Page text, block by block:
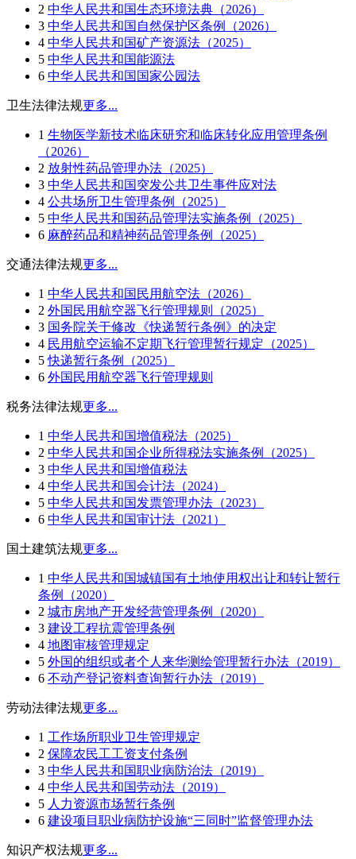
2 中华人民共和国生态环境法典（2026）
3 中华人民共和国自然保护区条例（2026）
4 中华人民共和国矿产资源法（2025）
5 中华人民共和国能源法
6 中华人民共和国国家公园法
卫生法律法规更多...
1 生物医学新技术临床研究和临床转化应用管理条例
（2026）
2 放射性药品管理办法（2025）
3 中华人民共和国突发公共卫生事件应对法
4 公共场所卫生管理条例（2025）
5 中华人民共和国药品管理法实施条例（2025）
6 麻醉药品和精神药品管理条例（2025）
交通法律法规更多...
1 中华人民共和国民用航空法（2026）
2 外国民用航空器飞行管理规则（2025）
3 国务院关于修改《快递暂行条例》的决定
4 民用航空运输不定期飞行管理暂行规定（2025）
5 快递暂行条例（2025）
6 外国民用航空器飞行管理规则
税务法律法规更多...
1 中华人民共和国增值税法（2025）
2 中华人民共和国企业所得税法实施条例（2025）
3 中华人民共和国增值税法
4 中华人民共和国会计法（2024）
5 中华人民共和国发票管理办法（2023）
6 中华人民共和国审计法（2021）
国土建筑法规更多...
1 中华人民共和国城镇国有土地使用权出让和转让暂行
条例（2020）
2 城市房地产开发经营管理条例（2020）
3 建设工程抗震管理条例
4 地图审核管理规定
5 外国的组织或者个人来华测绘管理暂行办法（2019）
6 不动产登记资料查询暂行办法（2019）
劳动法律法规更多...
1 工作场所职业卫生管理规定
2 保障农民工工资支付条例
3 中华人民共和国职业病防治法（2019）
4 中华人民共和国劳动法（2019）
5 人力资源市场暂行条例
6 建设项目职业病防护设施“三同时”监督管理办法
知识产权法规更多...